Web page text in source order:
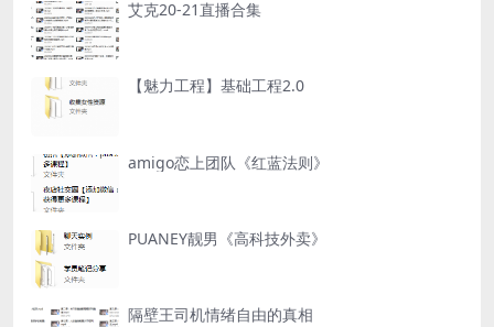
艾克20-21直播合集
【魅力工程】基础工程2.0
amigo恋上团队《红蓝法则》
PUANEY靓男《高科技外卖》
隔壁王司机情绪自由的真相